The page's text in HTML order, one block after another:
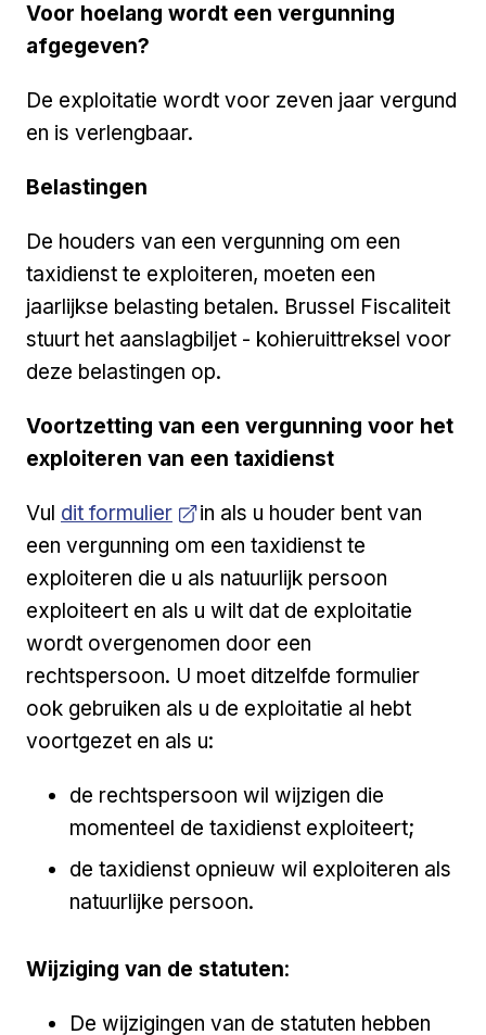
Voor hoelang wordt een vergunning
afgegeven?
De exploitatie wordt voor zeven jaar vergund
en is verlengbaar.
Belastingen
De houders van een vergunning om een
taxidienst te exploiteren, moeten een
jaarlijkse belasting betalen. Brussel Fiscaliteit
stuurt het aanslagbiljet - kohieruittreksel voor
deze belastingen op.
Voortzetting van een vergunning voor het
exploiteren van een taxidienst
Vul Open a new venster
dit formulier
in als u houder bent van
een vergunning om een taxidienst te
exploiteren die u als natuurlijk persoon
exploiteert en als u wilt dat de exploitatie
wordt overgenomen door een
rechtspersoon. U moet ditzelfde formulier
ook gebruiken als u de exploitatie al hebt
voortgezet en als u:
de rechtspersoon wil wijzigen die
momenteel de taxidienst exploiteert;
de taxidienst opnieuw wil exploiteren als
natuurlijke persoon.
Wijziging van de statuten:
De wijzigingen van de statuten hebben